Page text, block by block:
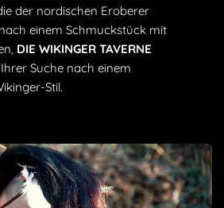
der nordischen Eroberer
einem Schmuckstück mit
DIE WIKINGER TAVERNE
Suche nach einem
Stil.